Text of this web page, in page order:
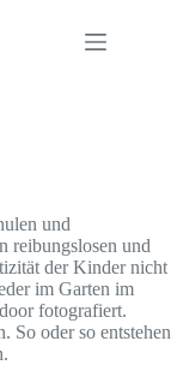
und
reibungslosen und
der Kinder nicht
im Garten im
fotografiert.
So oder so entstehen